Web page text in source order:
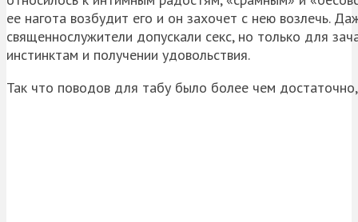
ее нагота возбудит его и он захочет с нею возлечь.
священнослужители допускали секс, но только для
инстинктам и получении удовольствия.
Так что поводов для табу было более чем